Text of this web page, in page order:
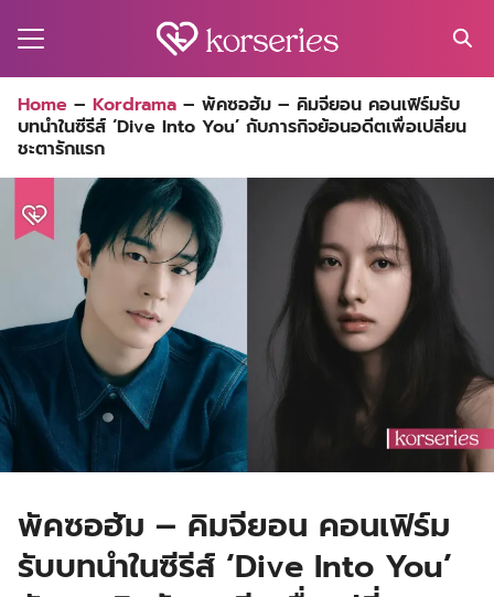
for:
Home – Kordrama – พัคซอฮัม – คิมจียอน คอนเฟิร์มรับ
บทนำในซีรีส์ ‘Dive Into You’ กับภารกิจย้อนอดีตเพื่อเปลี่ยน
ชะตารักแรก
พัคซอฮัม – คิมจียอน คอนเฟิร์ม
รับบทนำในซีรีส์ ‘Dive Into You’